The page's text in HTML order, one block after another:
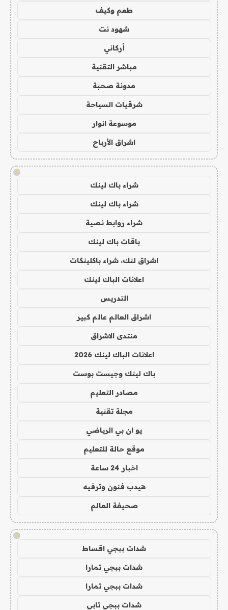
طعم وكيف
شهود نت
أركاني
مباشر التقنية
مدونة صحبة
شرقيات السياحة
موسوعة انوار
اشراق الأرباح
!
شراء باك لينك
شراء باك لينك
شراء روابط نصية
باقات باك لينك
اشراق لنك، شراء باكلينكات
اعلانات الباك لينك
التدريس
اشراق العالم عالم كبير
منتدى الاشراق
اعلانات الباك لينك 2026
باك لينك وجيست بوست
مصادر التعليم
مجلة تقنية
يو ان بي الرياضي
موقع حالة للتعليم
اخبار 24 ساعة
هيدب فنون وترفيه
صحيفة العالم
!
شدات ببجي اقساط
شدات ببجي تمارا
شدات ببجي تمارا
شدات ببجي تابي